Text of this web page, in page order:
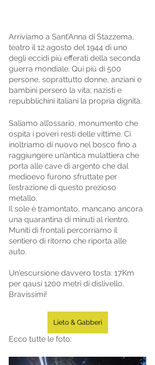
Arriviamo a Sant’Anna di Stazzema,
teatro il 12 agosto del 1944 di uno
degli eccidi più efferati della seconda
guerra mondiale. Qui più di 500
persone, soprattutto donne, anziani e
bambini persero la vita; nazisti e
repubblichini italiani la propria dignità.
Saliamo all’ossario, monumento che
ospita i poveri resti delle vittime. Ci
inoltriamo di nuovo nel bosco fino a
raggiungere un’antica mulattiera che
porta alle cave di argento che dal
medioevo furono sfruttate per
l’estrazione di questo prezioso
metallo.
Il sole è tramontato, mancano ancora
una quarantina di minuti al rientro.
Muniti di frontali percorriamo il
sentiero di ritorno che riporta alle
auto.
Un'escursione davvero tosta: 17Km
per qausi 1200 metri di dislivello.
Bravissimi!
Lieto & Gabberi
Ecco tutte le foto: